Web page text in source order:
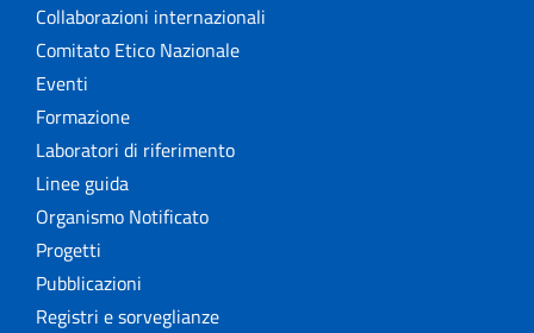
Collaborazioni internazionali
Comitato Etico Nazionale
Eventi
Formazione
Laboratori di riferimento
Linee guida
Organismo Notificato
Progetti
Pubblicazioni
Registri e sorveglianze